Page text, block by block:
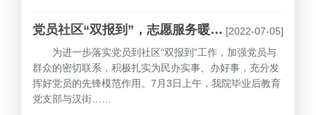
[2022-07-05]
党员社区“双报到”，志愿服务暖人心--毕业后教育党支部和汉街凯德门诊党支部开展“社区口腔科普宣传与义诊”活动
为进一步落实党员到社区“双报到”工作，加强党员与
群众的密切联系，积极扎实为民办实事、办好事，充分发
挥好党员的先锋模范作用。7月3日上午，我院毕业后教育
党支部与汉街……